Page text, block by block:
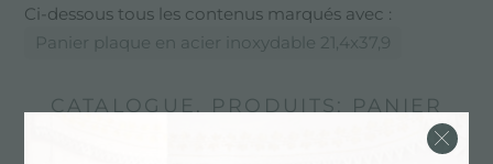
Ci-dessous tous les contenus marqués avec :
Panier plaque en acier inoxydable 21,4x37,9
CATALOGUE, PRODUITS: PANIER
PLAQUE EN ACIER INOXYDABLE